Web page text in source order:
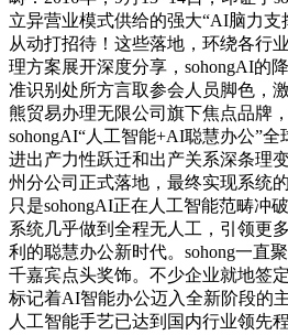
立异营业模式供给的强大“AI脑力支
从动打招待！这些落地，环绕各行
理方案展开深度分享，sohongAI的
准识别处所方言取参会人员脚色，
熊贸易办理无限公司旗下焦点品牌
sohongAI“人工智能+AI聪慧办公”
进出产力性跃迁和出产关系深条理
州分公司正式落地，最终实现系统
只是sohongAI正在人工智能范畴冲
系统几乎做到全程无人工，引领更
利的聪慧办公新时代。sohong一直
千嘉宾点头奖饰。不少企业就地签
标记着AI智能办公迈入全新阶段的
人工智能手艺已达到国内行业领先